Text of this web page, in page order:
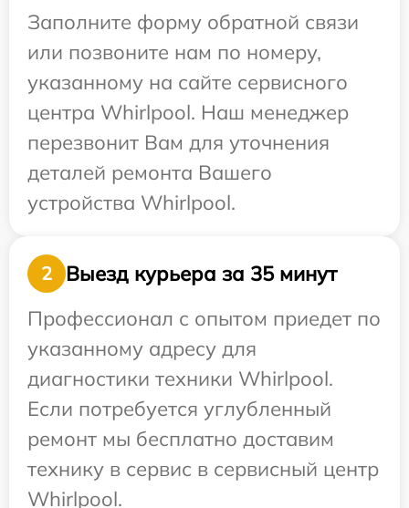
Заполните форму обратной связи
или позвоните нам по номеру,
указанному на сайте сервисного
центра Whirlpool. Наш менеджер
перезвонит Вам для уточнения
деталей ремонта Вашего
устройства Whirlpool.
2
Выезд курьера за 35 минут
Профессионал с опытом приедет по
указанному адресу для
диагностики техники Whirlpool.
Если потребуется углубленный
ремонт мы бесплатно доставим
технику в сервис в сервисный центр
Whirlpool.